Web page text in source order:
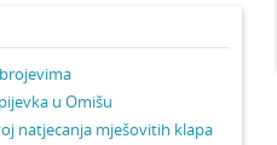
u Omišu
natjecanja mješovitih klapa